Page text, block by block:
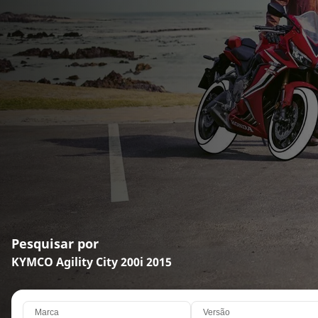
Pesquisar por
KYMCO Agility City 200i 2015
Marca Versão